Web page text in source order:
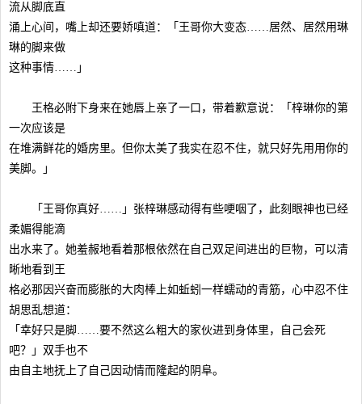
流从脚底直
涌上心间，嘴上却还要娇嗔道：「王哥你大变态……居然、居然用琳
琳的脚来做
这种事情……」
王格必附下身来在她唇上亲了一口，带着歉意说：「梓琳你的第
一次应该是
在堆满鲜花的婚房里。但你太美了我实在忍不住，就只好先用用你的
美脚。」
「王哥你真好……」张梓琳感动得有些哽咽了，此刻眼神也已经
柔媚得能滴
出水来了。她羞赧地看着那根依然在自己双足间进出的巨物，可以清
晰地看到王
格必那因兴奋而膨胀的大肉棒上如蚯蚓一样蠕动的青筋，心中忍不住
胡思乱想道：
「幸好只是脚……要不然这么粗大的家伙进到身体里，自己会死
吧？」双手也不
由自主地抚上了自己因动情而隆起的阴阜。